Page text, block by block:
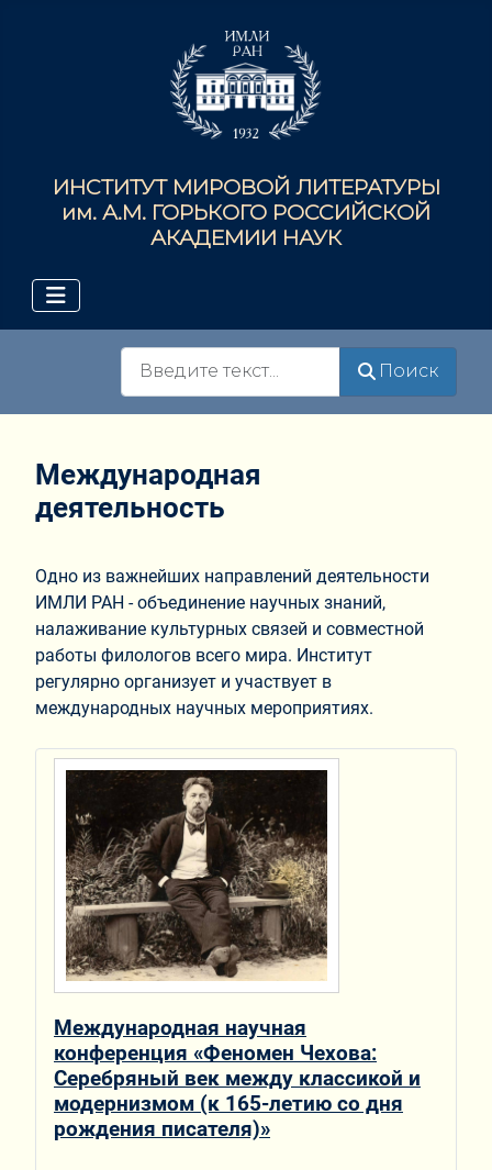
ИНСТИТУТ МИРОВОЙ ЛИТЕРАТУРЫ
им. А.М. ГОРЬКОГО РОССИЙСКОЙ
АКАДЕМИИ НАУК
Поиск
Международная
деятельность
Одно из важнейших направлений деятельности
ИМЛИ РАН - объединение научных знаний,
налаживание культурных связей и совместной
работы филологов всего мира. Институт
регулярно организует и участвует в
международных научных мероприятиях.
Международная научная
конференция «Феномен Чехова:
Серебряный век между классикой и
модернизмом (к 165-летию со дня
рождения писателя)»